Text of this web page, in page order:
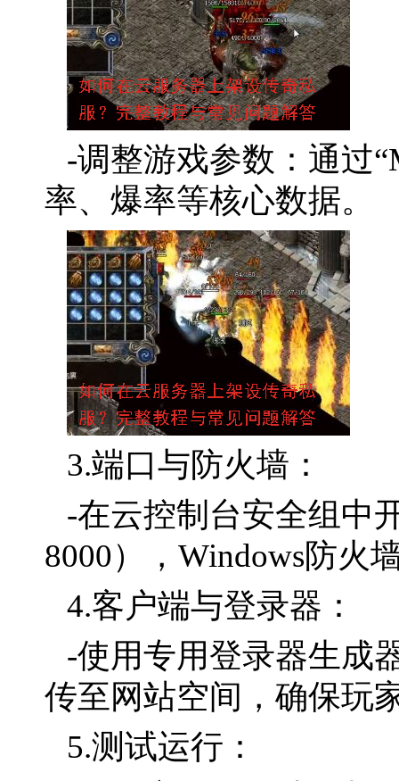
-调整游戏参数：通过
率、爆率等核心数据。
3.端口与防火墙：
-在云控制台安全组中
8000），Windows防火
4.客户端与登录器：
-使用专用登录器生成
传至网站空间，确保玩
5.测试运行：